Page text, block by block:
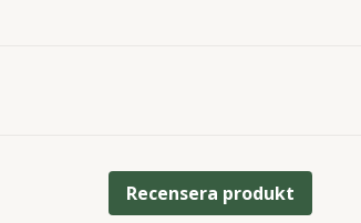
Recensera produkt